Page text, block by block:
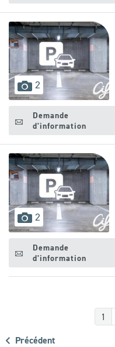
2 images
disponibles
Demande
d'information
2 images
disponibles
Demande
d'information
Précédent
1